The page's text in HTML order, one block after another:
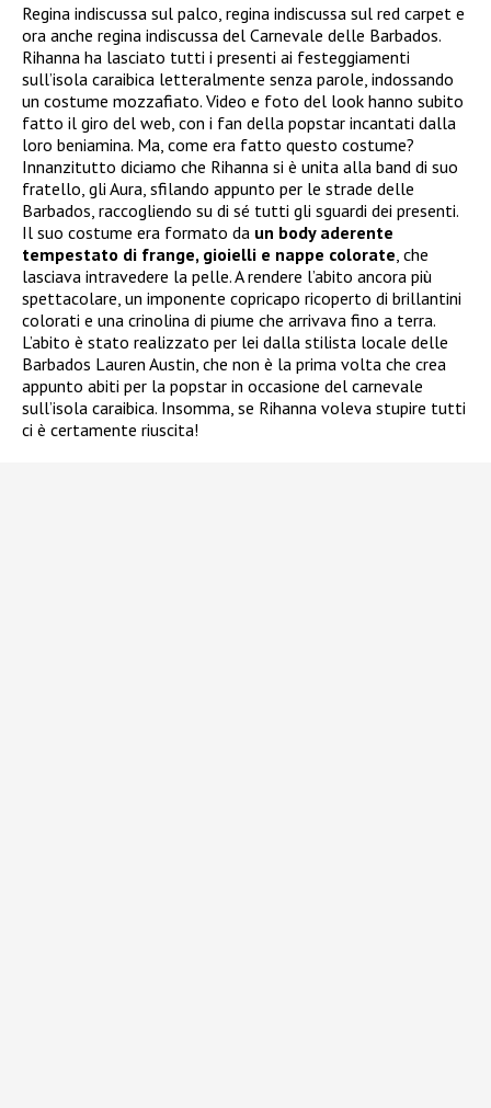
Regina indiscussa sul palco, regina indiscussa sul red carpet e
ora anche regina indiscussa del Carnevale delle Barbados.
Rihanna ha lasciato tutti i presenti ai festeggiamenti
sull’isola caraibica letteralmente senza parole, indossando
un costume mozzafiato. Video e foto del look hanno subito
fatto il giro del web, con i fan della popstar incantati dalla
loro beniamina. Ma, come era fatto questo costume?
Innanzitutto diciamo che Rihanna si è unita alla band di suo
fratello, gli Aura, sfilando appunto per le strade delle
Barbados, raccogliendo su di sé tutti gli sguardi dei presenti.
Il suo costume era formato da un body aderente
tempestato di frange, gioielli e nappe colorate , che
lasciava intravedere la pelle. A rendere l’abito ancora più
spettacolare, un imponente copricapo ricoperto di brillantini
colorati e una crinolina di piume che arrivava fino a terra.
L’abito è stato realizzato per lei dalla stilista locale delle
Barbados Lauren Austin, che non è la prima volta che crea
appunto abiti per la popstar in occasione del carnevale
sull’isola caraibica. Insomma, se Rihanna voleva stupire tutti
ci è certamente riuscita!